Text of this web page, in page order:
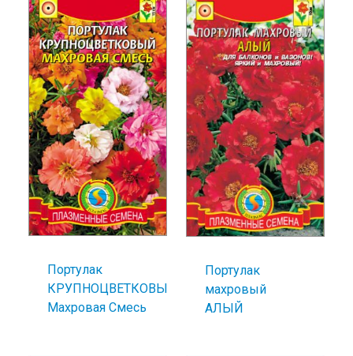
Портулак
КРУПНОЦВЕТКОВЫЙ
Махровая Смесь
Портулак
махровый
АЛЫЙ